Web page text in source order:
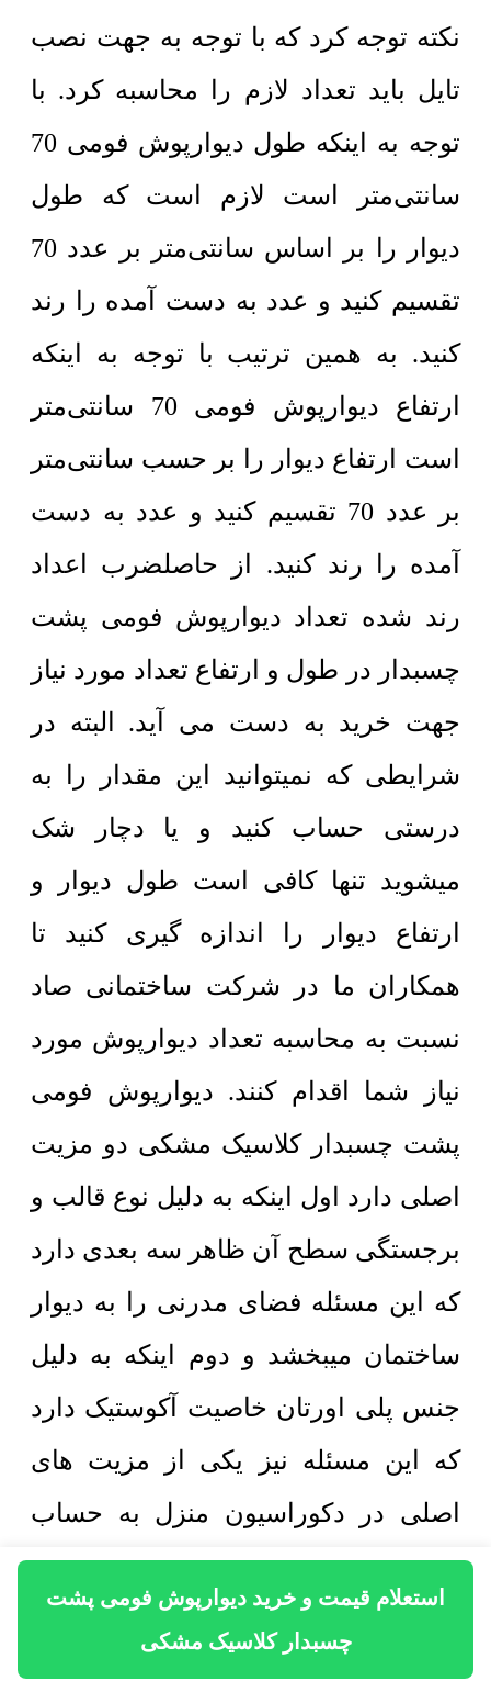
استعلام قیمت و خرید دیوارپوش فومی پشت
چسبدار کلاسیک مشکی
نکته توجه کرد که با توجه به جهت نصب
تایل باید تعداد لازم را محاسبه کرد. با
توجه به اینکه طول دیوارپوش فومی 70
سانتی‌متر است لازم است که طول
دیوار را بر اساس سانتی‌متر بر عدد 70
تقسیم کنید و عدد به دست آمده را رند
کنید. به همین ترتیب با توجه به اینکه
ارتفاع دیوارپوش فومی 70 سانتی‌متر
است ارتفاع دیوار را بر حسب سانتی‌متر
بر عدد 70 تقسیم کنید و عدد به دست
آمده را رند کنید. از حاصلضرب اعداد
رند شده تعداد دیوارپوش فومی پشت
چسبدار در طول و ارتفاع تعداد مورد نیاز
جهت خرید به دست می آید. البته در
شرایطی که نمیتوانید این مقدار را به
درستی حساب کنید و یا دچار شک
میشوید تنها کافی است طول دیوار و
ارتفاع دیوار را اندازه گیری کنید تا
همکاران ما در شرکت ساختمانی صاد
نسبت به محاسبه تعداد دیوارپوش مورد
نیاز شما اقدام کنند. دیوارپوش فومی
پشت چسبدار کلاسیک مشکی دو مزیت
اصلی دارد اول اینکه به دلیل نوع قالب و
برجستگی سطح آن ظاهر سه بعدی دارد
که این مسئله فضای مدرنی را به دیوار
ساختمان میبخشد و دوم اینکه به دلیل
جنس پلی اورتان خاصیت آکوستیک دارد
که این مسئله نیز یکی از مزیت های
اصلی در دکوراسیون منزل به حساب
می آید. دیوارپوش فومی پشت چسبدار
به دلیل قیمت ارزان در مقایسه با سایر